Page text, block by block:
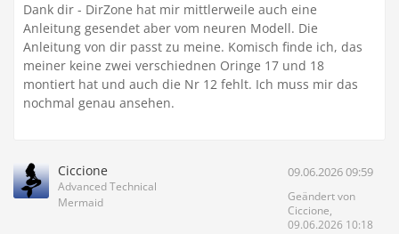
Dank dir - DirZone hat mir mittlerweile auch eine
Anleitung gesendet aber vom neuren Modell. Die
Anleitung von dir passt zu meine. Komisch finde ich, das
meiner keine zwei verschiednen Oringe 17 und 18
montiert hat und auch die Nr 12 fehlt. Ich muss mir das
nochmal genau ansehen.
Ciccione
Advanced Technical
Mermaid
09.06.2026 09:59
Geändert von
Ciccione,
09.06.2026 10:18